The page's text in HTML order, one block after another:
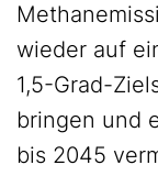
wieder auf
1,5-Grad-
bringen und
bis 2045